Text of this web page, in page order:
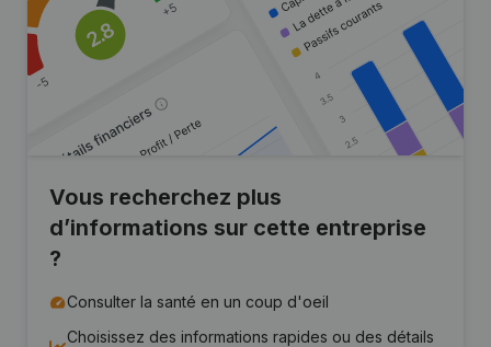
Vous recherchez plus
d’informations sur cette entreprise
?
Consulter la santé en un coup d'oeil
Choisissez des informations rapides ou des détails